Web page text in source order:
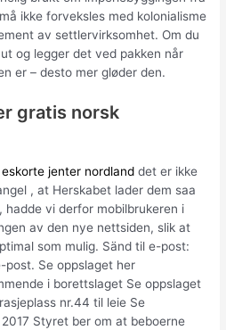
ikke forveksles med kolonialisme
av settlervirksomhet. Om du
og legger det ved pakken når
er – desto mer gløder den.
gratis norsk
jenter nordland det er ikke
, at Herskabet lader dem saa
hadde vi derfor mobilbrukeren i
av den nye nettsiden, slik at
som mulig. Sänd til e-post:
post. Se oppslaget her
i borettslaget Se oppslaget
nr.44 til leie Se
Styret ber om at beboerne